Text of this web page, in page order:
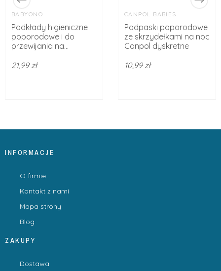
BABYONO
Podkłady higieniczne
poporodowe i do
przewijania na...
21,99 zł
CANPOL BABIES
Podpaski poporodowe
ze skrzydełkami na noc
Canpol dyskretne
10,99 zł
INFORMACJE
O firmie
Kontakt z nami
Mapa strony
Blog
ZAKUPY
Dostawa